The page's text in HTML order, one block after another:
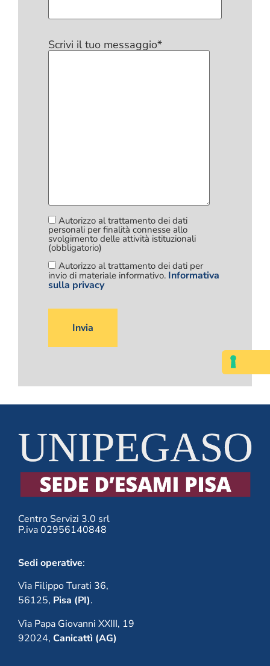
Scrivi il tuo messaggio*
Autorizzo al trattamento dei dati
personali per finalità connesse allo
svolgimento delle attività istituzionali
(obbligatorio)
Autorizzo al trattamento dei dati per
invio di materiale informativo. Informativa
sulla privacy
Si
vuoto
Centro Servizi 3.0 srl
P.iva 02956140848
Sedi operative:
Via Filippo Turati 36,
56125, Pisa (PI).
Via Papa Giovanni XXIII, 19
92024, Canicattì (AG)